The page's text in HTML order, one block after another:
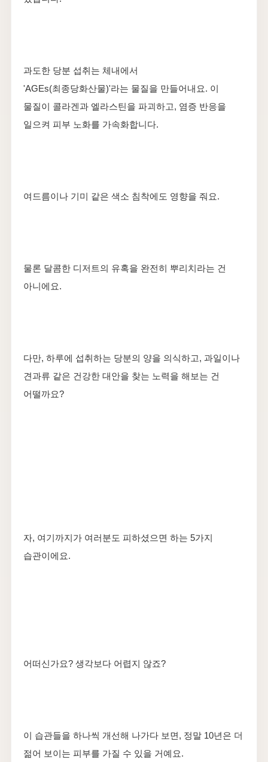
과도한 당분 섭취는 체내에서
'AGEs(최종당화산물)'라는 물질을 만들어내요. 이
물질이 콜라겐과 엘라스틴을 파괴하고, 염증 반응을
일으켜 피부 노화를 가속화합니다.
여드름이나 기미 같은 색소 침착에도 영향을 줘요.
물론 달콤한 디저트의 유혹을 완전히 뿌리치라는 건
아니에요.
다만, 하루에 섭취하는 당분의 양을 의식하고, 과일이나
견과류 같은 건강한 대안을 찾는 노력을 해보는 건
어떨까요?
자, 여기까지가 여러분도 피하셨으면 하는 5가지
습관이에요.
어떠신가요? 생각보다 어렵지 않죠?
이 습관들을 하나씩 개선해 나가다 보면, 정말 10년은 더
젊어 보이는 피부를 가질 수 있을 거예요.